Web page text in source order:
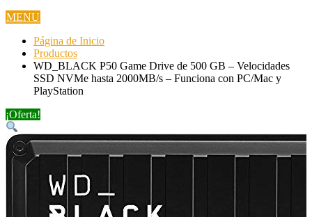
MENU
Página de Inicio
Productos
WD_BLACK P50 Game Drive de 500 GB – Velocidades
SSD NVMe hasta 2000MB/s – Funciona con PC/Mac y
PlayStation
¡Oferta!